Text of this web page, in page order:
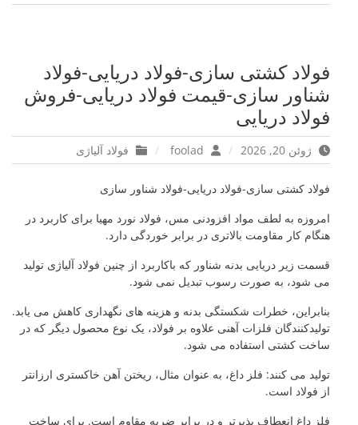
فولاد کشتی سازی-فولاد دریایی-فولاد
شناور سازی-قیمت فولاد دریایی-فروش
فولاد دریایی
ژوئن 20, 2026 فولاد آلیاژی
فولاد کشتی سازی-فولاد دریایی-فولاد شناور سازی
امروزه به لطف مواد افزودنی مس، فولاد نورد مهیا برای کاربرد در
هنگام کار مقاومت بالاتری در برابر خوردگی دارد.
قسمت زیر دریایی بدنه شناور که باکاربرد از چنین فولاد آلیاژی تولید
می شود، به صورت رسوب تبدیل نمی شود.
بنابراین، خطرات شکستگی بدنه و هزینه های نگهداری کاهش می یابد.
تولیدکنندگان فلزات آهنی علاوه بر فولاد، یک نوع محصول دیگر که در
ساخت کشتی استفاده می شود.
تولید می کنند: فلز داغ، به عنوان مثال، ریختن آهن خاکستری ارزانتر
از فولاد است.
فلز داغ انعطاف پذیرتر و در برابر ضربه مقاوم است. برای ساخت